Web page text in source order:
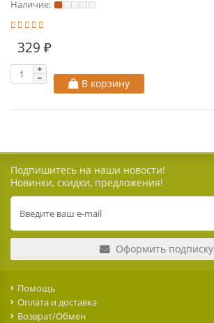
Наличие:
329 ₽
В корзину
Подпишитесь на наши новости!
Новинки, скидки, предложения!
Оформить подписку
Помощь
Оплата и доставка
Возврат/Обмен